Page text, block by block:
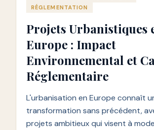
RÉGLEMENTATION
Projets Urbanistiques
Europe : Impact
Environnemental et
Réglementaire
L'urbanisation en Europe connaît
transformation sans précédent,
projets ambitieux qui visent à